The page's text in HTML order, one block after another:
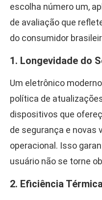
escolha número um,
de avaliação que
do consumidor
1. Longevidade do
Um eletrônico
política de
dispositivos que
de segurança e novas
operacional. Isso
usuário não se torne
2. Eficiência